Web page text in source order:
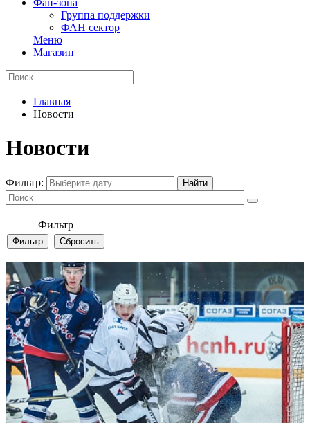
Фан-зона
Группа поддержки
ФАН сектор
Меню
Магазин
Главная
Новости
Новости
Фильтр:
Фильтр